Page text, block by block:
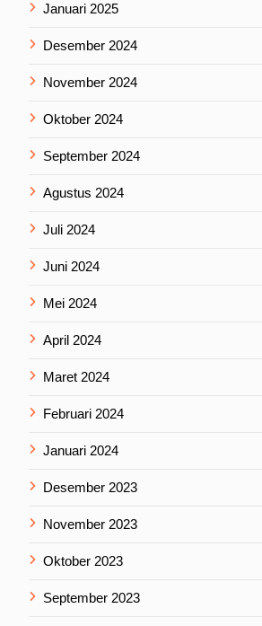
Januari 2025
Desember 2024
November 2024
Oktober 2024
September 2024
Agustus 2024
Juli 2024
Juni 2024
Mei 2024
April 2024
Maret 2024
Februari 2024
Januari 2024
Desember 2023
November 2023
Oktober 2023
September 2023